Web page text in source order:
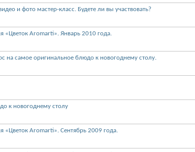
и фото мастер-класс. Будете ли вы участвовать?
«Цветок Aromarti». Январь 2010 года.
на самое оригинальное блюдо к новогоднему столу.
к новогоднему столу
«Цветок Aromarti». Сентябрь 2009 года.